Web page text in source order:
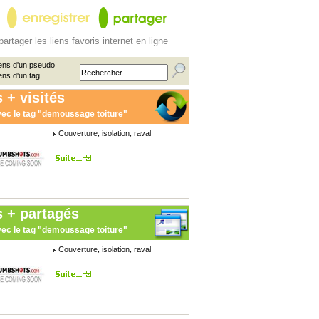
les liens favoris internet en ligne
d'un pseudo
d'un tag
+ visités
le tag "demoussage toiture"
Couverture, isolation, raval
+ partagés
le tag "demoussage toiture"
Couverture, isolation, raval